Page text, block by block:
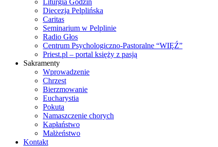
Liturgia Godzin
Diecezja Pelplińska
Caritas
Seminarium w Pelplinie
Radio Głos
Centrum Psychologiczno-Pastoralne “WIĘŹ”
Priest.pl – portal księży z pasją
Sakramenty
Wprowadzenie
Chrzest
Bierzmowanie
Eucharystia
Pokuta
Namaszczenie chorych
Kapłaństwo
Małżeństwo
Kontakt